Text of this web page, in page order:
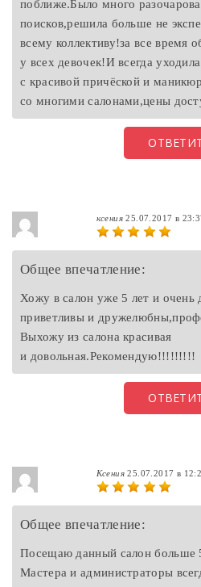
поближе.Было много
поисков,решила больше не
всему коллективу!за все время
у всех девочек!И всегда
с красивой причёской и
со многими салонами,цены
ксения25.07.2017 в
Общее впечатление:
Хожу в салон уже 5 лет и очень
приветливы и
Выхожу из салона красивая
и довольная.Рекомендую!!!!!!!!!
Ксения25.07.2017 в
Общее впечатление:
Посещаю данный салон больше
Мастера и администраторы